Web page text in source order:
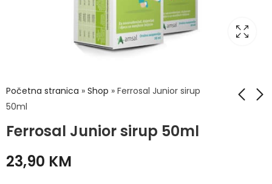
Početna stranica » Shop » Ferrosal Junior sirup
50ml
Ferrosal Junior sirup 50mlFerrosal caps a40
Ferrosal Sirup 100ml
23,90 KM